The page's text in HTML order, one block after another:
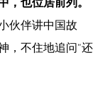
，也位居前列。
伙伴讲中国故
，不住地追问“还